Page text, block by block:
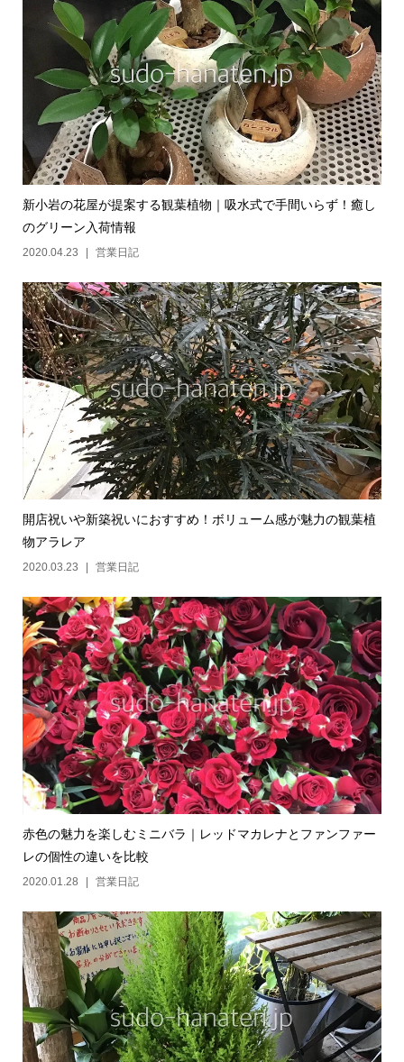
新小岩の花屋が提案する観葉植物｜吸水式で手間いらず！癒し
のグリーン入荷情報
2020.04.23 営業日記
開店祝いや新築祝いにおすすめ！ボリューム感が魅力の観葉植
物アラレア
2020.03.23 営業日記
赤色の魅力を楽しむミニバラ｜レッドマカレナとファンファー
レの個性の違いを比較
2020.01.28 営業日記